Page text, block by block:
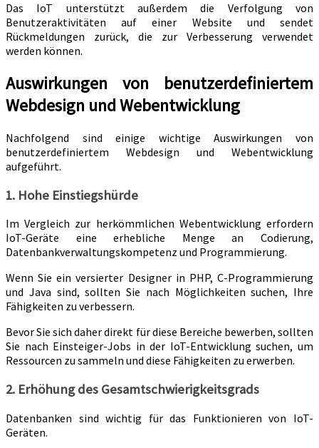
Das IoT unterstützt außerdem die Verfolgung von
Benutzeraktivitäten auf einer Website und sendet
Rückmeldungen zurück, die zur Verbesserung verwendet
werden können.
Auswirkungen von benutzerdefiniertem
Webdesign und Webentwicklung
Nachfolgend sind einige wichtige Auswirkungen von
benutzerdefiniertem Webdesign und Webentwicklung
aufgeführt.
1. Hohe Einstiegshürde
Im Vergleich zur herkömmlichen Webentwicklung erfordern
IoT-Geräte eine erhebliche Menge an Codierung,
Datenbankverwaltungskompetenz und Programmierung.
Wenn Sie ein versierter Designer in PHP, C-Programmierung
und Java sind, sollten Sie nach Möglichkeiten suchen, Ihre
Fähigkeiten zu verbessern.
Bevor Sie sich daher direkt für diese Bereiche bewerben, sollten
Sie nach Einsteiger-Jobs in der IoT-Entwicklung suchen, um
Ressourcen zu sammeln und diese Fähigkeiten zu erwerben.
2. Erhöhung des Gesamtschwierigkeitsgrads
Datenbanken sind wichtig für das Funktionieren von IoT-
Geräten.